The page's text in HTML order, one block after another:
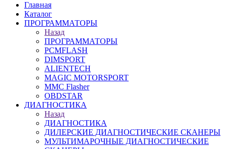
Главная
Каталог
ПРОГРАММАТОРЫ
Назад
ПРОГРАММАТОРЫ
PCMFLASH
DIMSPORT
ALIENTECH
MAGIC MOTORSPORT
MMC Flasher
OBDSTAR
ДИАГНОСТИКА
Назад
ДИАГНОСТИКА
ДИЛЕРСКИЕ ДИАГНОСТИЧЕСКИЕ СКАНЕРЫ
МУЛЬТИМАРОЧНЫЕ ДИАГНОСТИЧЕСКИЕ